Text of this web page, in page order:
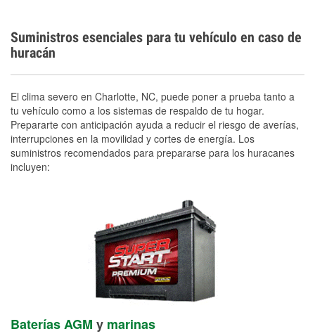
Suministros esenciales para tu vehículo en caso de
huracán
El clima severo en Charlotte, NC, puede poner a prueba tanto a
tu vehículo como a los sistemas de respaldo de tu hogar.
Prepararte con anticipación ayuda a reducir el riesgo de averías,
interrupciones en la movilidad y cortes de energía. Los
suministros recomendados para prepararse para los huracanes
incluyen:
Baterías AGM y marinas